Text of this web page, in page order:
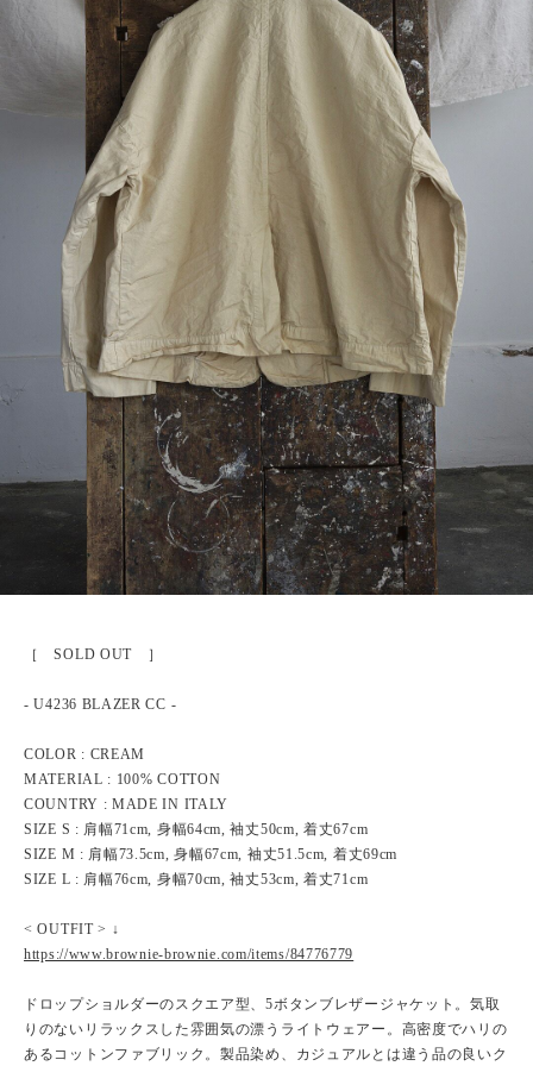
［ SOLD OUT ］
- U4236 BLAZER CC -
COLOR : CREAM
MATERIAL : 100% COTTON
COUNTRY : MADE IN ITALY
SIZE S : 肩幅71cm, 身幅64cm, 袖丈50cm, 着丈67cm
SIZE M : 肩幅73.5cm, 身幅67cm, 袖丈51.5cm, 着丈69cm
SIZE L : 肩幅76cm, 身幅70cm, 袖丈53cm, 着丈71cm
< OUTFIT > ↓
https://www.brownie-brownie.com/items/84776779
ドロップショルダーのスクエア型、5ボタンブレザージャケット。気取
りのないリラックスした雰囲気の漂うライトウェアー。高密度でハリの
あるコットンファブリック。製品染め、カジュアルとは違う品の良いク